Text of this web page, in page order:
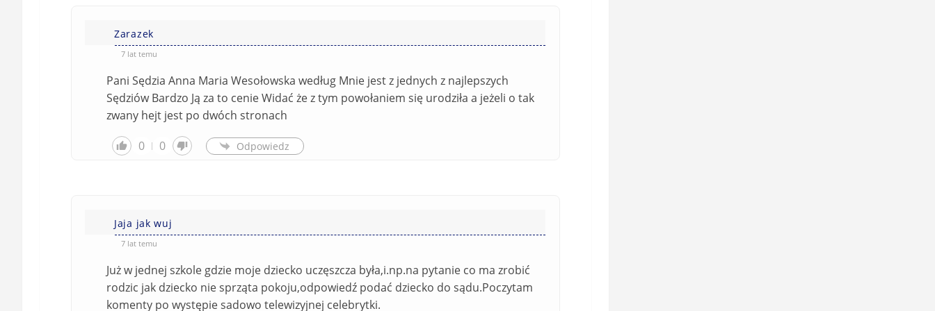
k
w
e
Zarazek
7 lat temu
Pani Sędzia Anna Maria Wesołowska według Mnie jest z jednych z najlepszych
Sędziów Bardzo Ją za to cenie Widać że z tym powołaniem się urodziła a jeżeli o tak
zwany hejt jest po dwóch stronach
0
0 Odpowiedz
Jaja jak wuj
7 lat temu
Już w jednej szkole gdzie moje dziecko uczęszcza była,i.np.na pytanie co ma zrobić
rodzic jak dziecko nie sprząta pokoju,odpowiedź podać dziecko do sądu.Poczytam
komenty po występie sadowo telewizyjnej celebrytki.